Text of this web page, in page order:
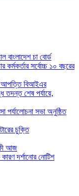
বাংলাদেশ চা বোর্ড
সর্বোচ্চ ১০ বছরের
আপত্তি বিআইএর
তদন্ত শেষ পর্যায়ে,
পর্যালোচনা সভা অনুষ্ঠিত
চুক্তি
আজ
দর্শানোর নোটিশ